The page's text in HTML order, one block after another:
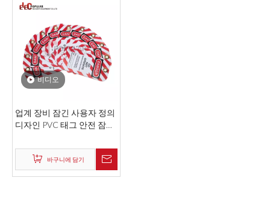
비디오
업계 장비 잠긴 사용자 정의
디자인 PVC 태그 안전 잠금
바구니에 담기